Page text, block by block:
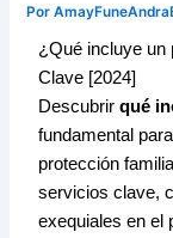
Por
¿Qué incluye un
Clave [2024]
Descubrirqué
fundamental
protección
servicios clave,
exequiales en el